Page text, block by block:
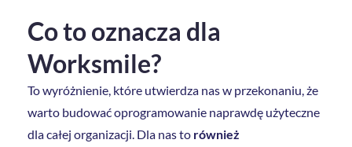
Co to oznacza dla
Worksmile?
To wyróżnienie, które utwierdza nas w przekonaniu, że
warto budować oprogramowanie naprawdę użyteczne
dla całej organizacji. Dla nas to również